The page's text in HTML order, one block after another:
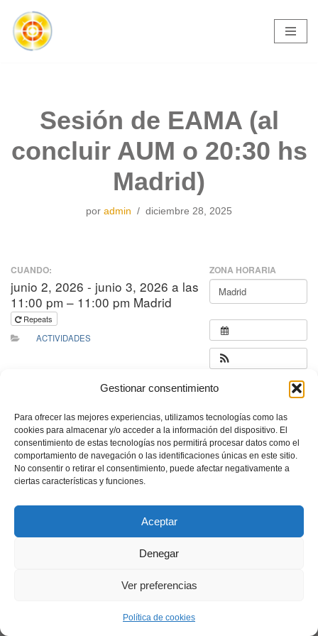
Gestionar consentimiento
Para ofrecer las mejores experiencias, utilizamos tecnologías como las
cookies para almacenar y/o acceder a la información del dispositivo. El
consentimiento de estas tecnologías nos permitirá procesar datos como el
comportamiento de navegación o las identificaciones únicas en este sitio.
No consentir o retirar el consentimiento, puede afectar negativamente a
ciertas características y funciones.
Aceptar
Denegar
Ver preferencias
Política de cookies
Saltar
Sesión de EAMA (al
concluir AUM o 20:30 hs
Madrid)
por admin diciembre 28, 2025
ZONA HORARIA
CUANDO:
junio 2, 2026 - junio 3, 2026 a las
11:00 pm – 11:00 pm Madrid
Repeats
ACTIVIDADES
| Funciona gracias aWordPress